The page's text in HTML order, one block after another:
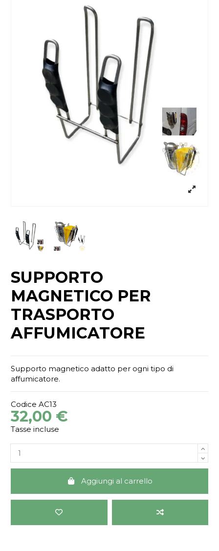
SUPPORTO
MAGNETICO PER
TRASPORTO
AFFUMICATORE
Supporto magnetico adatto per ogni tipo di
affumicatore.
Codice AC13
32,00 €
Tasse incluse
Aggiungi al carrello